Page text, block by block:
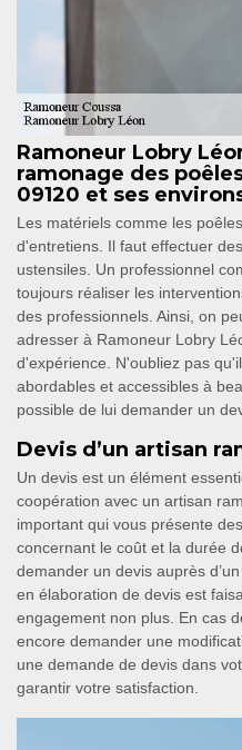
Ramoneur Lobry
ramonage des
09120 et ses
Les matériels comme les
d'entretiens. Il faut effectuer
ustensiles. Un professionnel
toujours réaliser les
des professionnels. Ainsi, on
adresser à Ramoneur Lobry
d'expérience. N'oubliez pas
abordables et accessibles à
possible de lui demander un
Devis d’un artisan
Un devis est un élément
coopération avec un artisan
important qui vous présente
concernant le coût et la durée
demander un devis auprès
en élaboration de devis est
engagement non plus. En cas
encore demander une
une demande de devis dans
garantir votre satisfaction.